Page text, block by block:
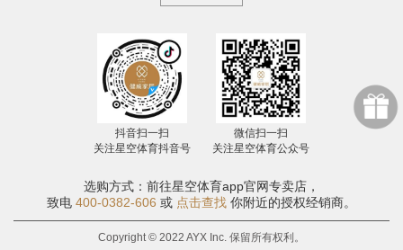
抖音扫一扫
关注星空体育抖音号
微信扫一扫
关注星空体育公众号
选购方式：前往星空体育app官网专卖店，
致电 400-0382-606 或 点击查找 你附近的授权经销商。
Copyright © 2022 AYX Inc. 保留所有权利。